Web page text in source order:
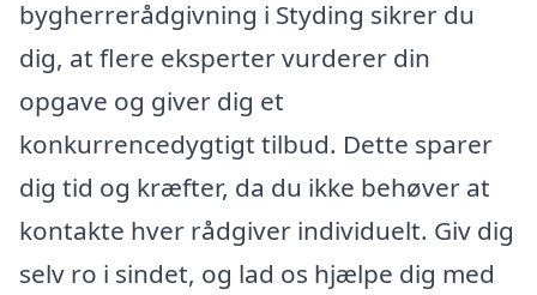
bygherrerådgivning i Styding sikrer du
dig, at flere eksperter vurderer din
opgave og giver dig et
konkurrencedygtigt tilbud. Dette sparer
dig tid og kræfter, da du ikke behøver at
kontakte hver rådgiver individuelt. Giv dig
selv ro i sindet, og lad os hjælpe dig med